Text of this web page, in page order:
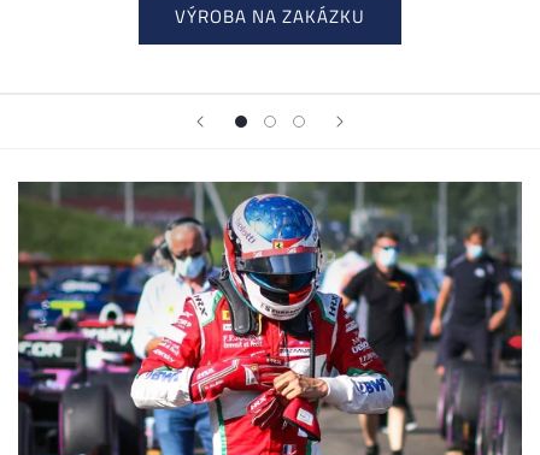
VÝROBA NA ZAKÁZKU